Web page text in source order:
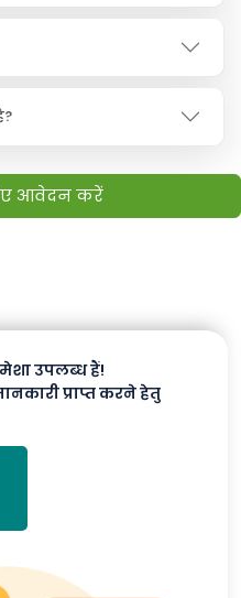
आवेदन करें
उपलब्ध हैं!
प्राप्त करने हेतु